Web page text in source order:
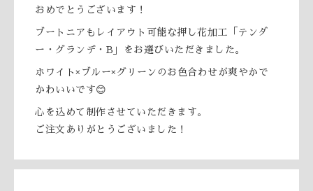
おめでとうございます！
ブートニアもレイアウト可能な押し花加工「テンダ
ー・グランデ・B」をお選びいただきました。
ホワイト×ブルー×グリーンのお色合わせが爽やかで
かわいいです😊
心を込めて制作させていただきます。
ご注文ありがとうございました！